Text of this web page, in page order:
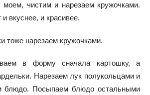
моем, чистим и нарезаем кружочками.
и вкуснее, и красивее.
тоже нарезаем кружочками.
в форму сначала картошку, а
Нарезаем лук полукольцами и
блюдо. Посыпаем блюдо остальными